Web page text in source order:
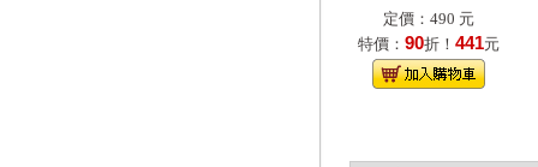
定價：490 元
特價： 90折！ 441元